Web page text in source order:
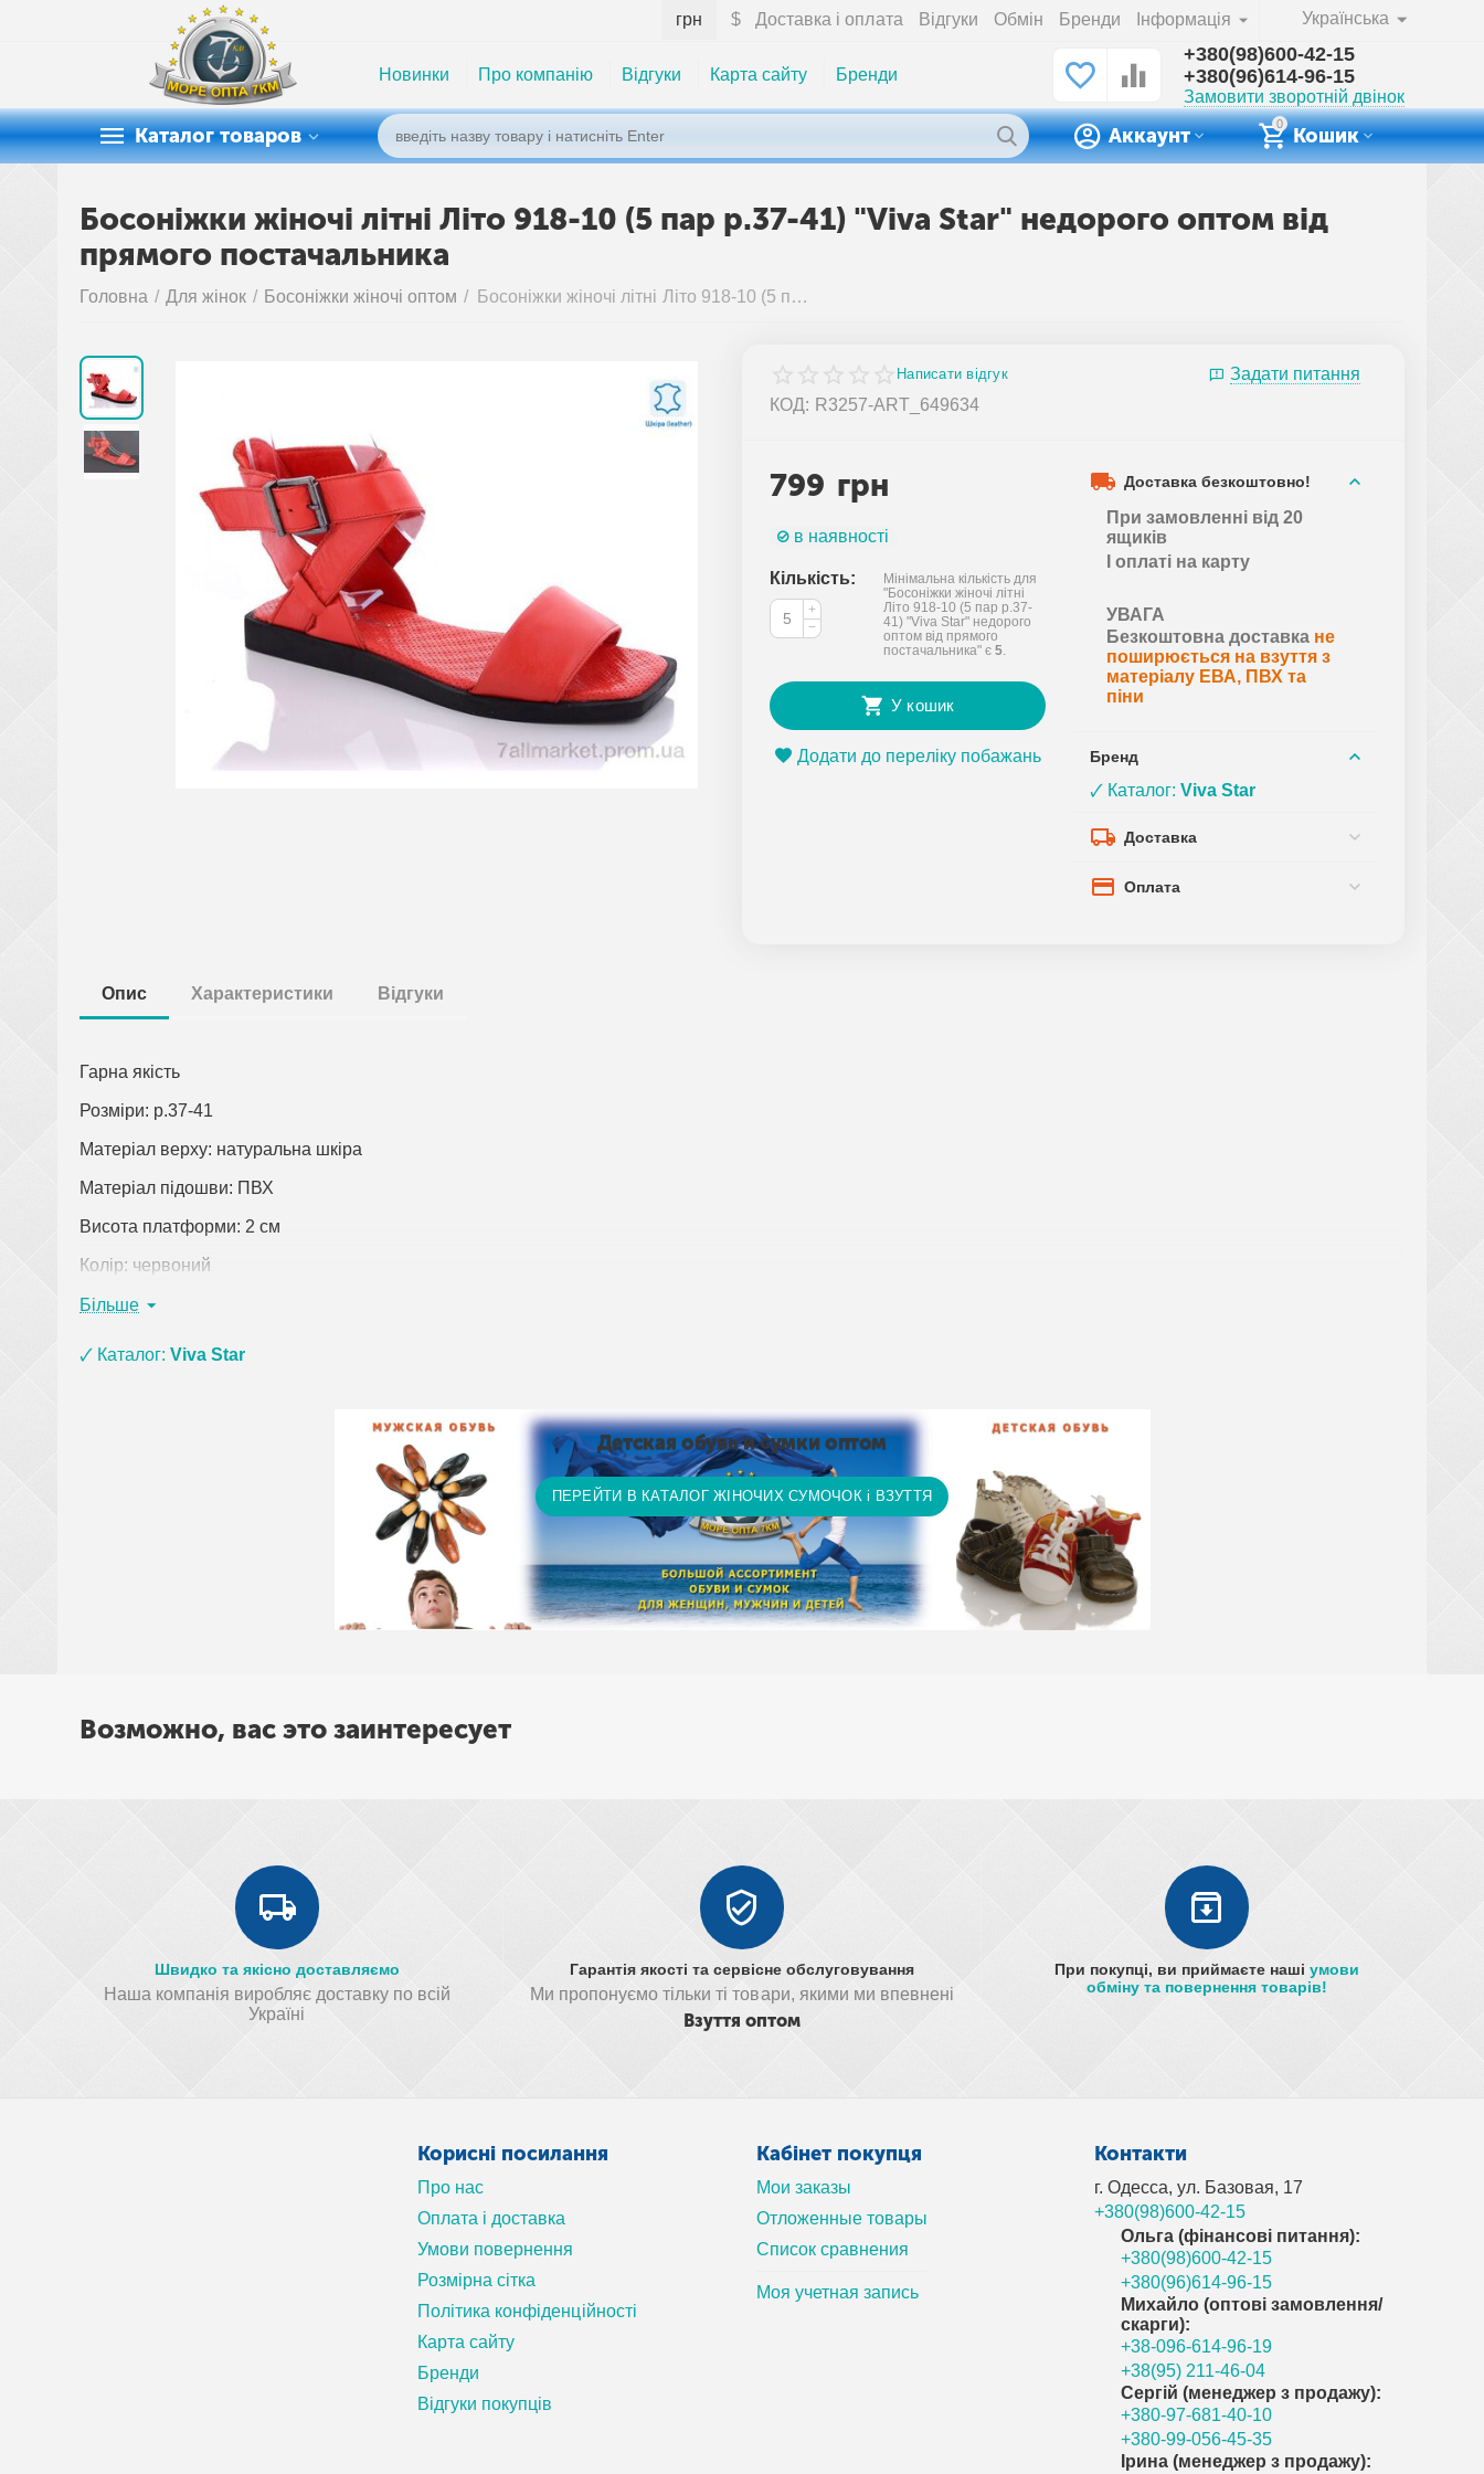
Українська
Доставка і оплата Відгуки Обмін Бренди Інформація
грн $
Новинки Про компанію Відгуки Карта сайту Бренди
+380(98)600-42-15
+380(96)614-96-15
Замовити зворотній двінок
Каталог товаров
0
Кошик
Аккаунт
Босоніжки жіночі літні Літо 918-10 (5 пар р.37-41) "Viva Star" недорого оптом від
прямого постачальника
Головна / Для жінок / Босоніжки жіночі оптом / Босоніжки жіночі літні Літо 918-10 (5 пар р.37-41) "Viva Star" недорого оптом від прямого постачальника
Написати відгук
Задати питання
КОД: R3257-ART_649634
799 грн
в наявності
Кількість:
+
−
Мінімальна кількість для
"Босоніжки жіночі літні
Літо 918-10 (5 пар р.37-
41) "Viva Star" недорого
оптом від прямого
постачальника" є5.
У кошик
Додати до переліку побажань
Доставка безкоштовно!
При замовленні від 20
ящиків
І оплаті на карту
УВАГА
Безкоштовна доставка не
поширюється на взуття з
матеріалу ЕВА, ПВХ та
піни
Бренд
🗸 Каталог:Viva Star
Доставка
Оплата
Опис Характеристики Відгуки
Гарна якість
Розміри: р.37-41
Матеріал верху: натуральна шкіра
Матеріал підошви: ПВХ
Висота платформи: 2 см
Колір: червоний
Країна виробник: Туреччина
рюкзаки, сумки, покривала, постільна білизна, рушники тощо)
Більше
🗸 Каталог:Viva Star
Детская обувь и сумки оптом
ПЕРЕЙТИ В КАТАЛОГ ЖІНОЧИХ СУМОЧОК і ВЗУТТЯ
Возможно, вас это заинтересует
Швидко та якісно доставляємо
Наша компанія виробляє доставку по всій
Україні
Гарантія якості та сервісне обслуговування
Ми пропонуємо тільки ті товари, якими ми впевнені
Взуття оптом
При покупці, ви приймаєте нашіумови
обміну та повернення товарів!
Корисні посилання
Про нас
Оплата і доставка
Умови повернення
Розмірна сітка
Політика конфіденційності
Карта сайту
Бренди
Відгуки покупців
Кабінет покупця
Мои заказы
Отложенные товары
Список сравнения
Моя учетная запись
Контакти
г. Одесса, ул. Базовая, 17
+380(98)600-42-15
Ольга (фінансові питання):
+380(98)600-42-15
+380(96)614-96-15
Михайло (оптові замовлення/
скарги):
+38-096-614-96-19
+38(95) 211-46-04
Сергій (менеджер з продажу):
+380-97-681-40-10
+380-99-056-45-35
Ірина (менеджер з продажу):